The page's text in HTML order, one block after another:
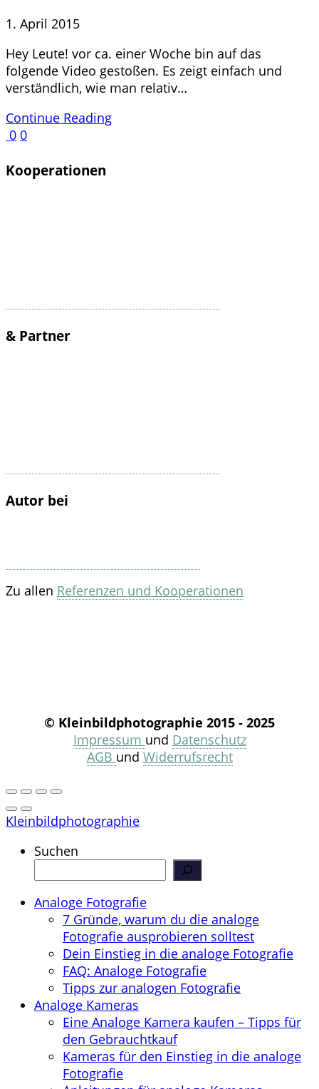
1. April 2015
Hey Leute! vor ca. einer Woche bin auf das
folgende Video gestoßen. Es zeigt einfach und
verständlich, wie man relativ…
Continue Reading
0 0
Kooperationen
& Partner
Autor bei
Zu allen Referenzen und Kooperationen
© Kleinbildphotographie 2015 - 2025
Impressum und Datenschutz
AGB und Widerrufsrecht
Kleinbildphotographie
Suchen
Analoge Fotografie
7 Gründe, warum du die analoge
Fotografie ausprobieren solltest
Dein Einstieg in die analoge Fotografie
FAQ: Analoge Fotografie
Tipps zur analogen Fotografie
Analoge Kameras
Eine Analoge Kamera kaufen – Tipps für
den Gebrauchtkauf
Kameras für den Einstieg in die analoge
Fotografie